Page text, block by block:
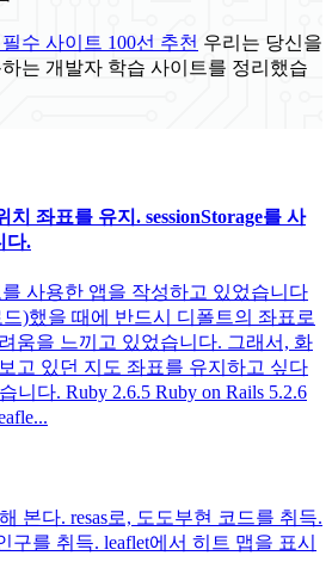
수 사이트 100선 추천 우리는 당신을
는 개발자 학습 사이트를 정리했습
좌표를 유지. sessionStorage를 사
다.
사용한 앱을 작성하고 있었습니다
)했을 때에 반드시 디폴트의 좌표로
움을 느끼고 있었습니다. 그래서, 화
고 있던 지도 좌표를 유지하고 싶다
니다. Ruby 2.6.5 Ruby on Rails 5.2.6
본다. resas로, 도도부현 코드를 취득.
구를 취득. leaflet에서 히트 맵을 표시